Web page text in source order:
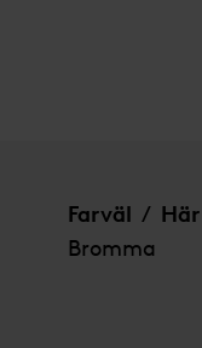
Farväl /
Bromma